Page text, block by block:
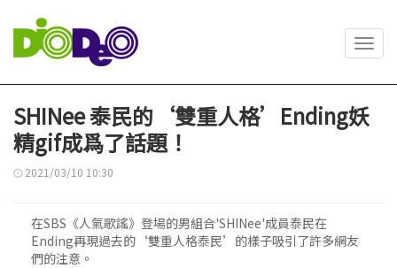
SHINee 泰民的‘雙重人格’Ending妖
精gif成爲了話題！
2021/03/10 10:30
在SBS《人氣歌謠》登場的男組合'SHINee'成員泰民在
Ending再現過去的‘雙重人格泰民’的樣子吸引了許多網友
們的注意。